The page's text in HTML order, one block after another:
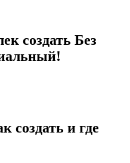
создать Без
создать и где